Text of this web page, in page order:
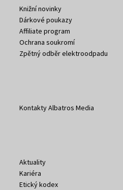
Knižní novinky
Dárkové poukazy
Affiliate program
Ochrana soukromí
Zpětný odběr elektroodpadu
Kontakty Albatros Media
Aktuality
Kariéra
Etický kodex